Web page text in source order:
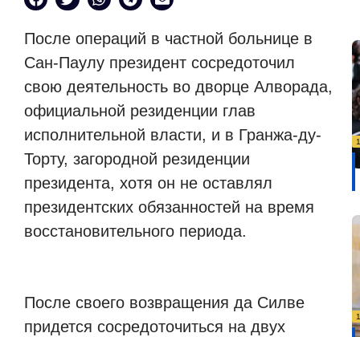
После операций в частной больнице в
Сан-Паулу президент сосредоточил
свою деятельность во дворце Алворада,
официальной резиденции глав
исполнительной власти, и в Гранжа-ду-
Торту, загородной резиденции
президента, хотя он не оставлял
президентских обязанностей на время
восстановительного периода.
После своего возвращения да Силве
придется сосредоточиться на двух